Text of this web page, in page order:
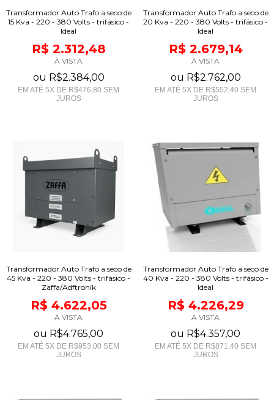
Transformador Auto Trafo a seco de
15 Kva - 220 - 380 Volts - trifásico -
Ideal
R$ 2.312,48
À VISTA
ou R$2.384,00
EM ATÉ 5X DE R$476,80 SEM
JUROS
Transformador Auto Trafo a seco de
20 Kva - 220 - 380 Volts - trifásico -
Ideal
R$ 2.679,14
À VISTA
ou R$2.762,00
EM ATÉ 5X DE R$552,40 SEM
JUROS
Transformador Auto Trafo a seco de
45 Kva - 220 - 380 Volts - trifásico -
Zaffa/Adftronik
R$ 4.622,05
À VISTA
ou R$4.765,00
EM ATÉ 5X DE R$953,00 SEM
JUROS
Transformador Auto Trafo a seco de
40 Kva - 220 - 380 Volts - trifásico -
Ideal
R$ 4.226,29
À VISTA
ou R$4.357,00
EM ATÉ 5X DE R$871,40 SEM
JUROS